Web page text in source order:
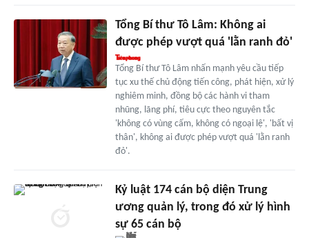
Tổng Bí thư Tô Lâm: Không ai
được phép vượt quá 'lằn ranh đỏ'
Tổng Bí thư Tô Lâm nhấn mạnh yêu cầu tiếp
tục xu thế chủ động tiến công, phát hiện, xử lý
nghiêm minh, đồng bộ các hành vi tham
nhũng, lãng phí, tiêu cực theo nguyên tắc
'không có vùng cấm, không có ngoại lệ', 'bất vị
thân', không ai được phép vượt quá 'lằn ranh
đỏ'.
Kỷ luật 174 cán bộ diện Trung
ương quản lý, trong đó xử lý hình
sự 65 cán bộ